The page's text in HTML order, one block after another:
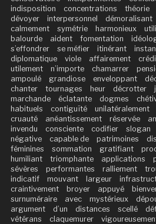
indisposition
concentrations théorie
dévoyer
interpersonnel démoralisant
calmement
symétrie harmonieux
balourde
aident fomentation
s’effondrer
se méfier itinérant
diplomatique
viole affairement
utilement
n’importe chamarrer
ampoulé
grandiose enveloppant
chanter
tournages heur décrotter
marchande
éclatante dogmes
habituels
contiguïté unilatéralement
cruauté
anéantissement réservée
invendu
consciente codifier slogan
négative
capable de patrimoines
féminines
sommation gratifiant
humiliant
triomphante applications
sévères
performantes ralliement
indicatif
mouvant largeur
craintivement
broyer appuyé
surnuméraire
avec mystérieux
argument
d’un distances scellé
vétérans
claquemurer